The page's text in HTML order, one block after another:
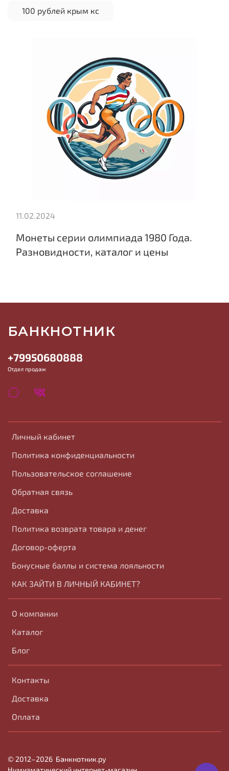
100 рублей крым кс
Монеты серии олимпиада 1980 Года.
Разновидности, каталог и цены
11.02.2024
Личный кабинет
Политика конфиденциальности
Пользовательское соглашение
Обратная связь
Доставка
Политика возврата товара и денег
Договор-оферта
Бонусные баллы и система лояльности
КАК ЗАЙТИ В ЛИЧНЫЙ КАБИНЕТ?
О компании
Каталог
Блог
Контакты
Доставка
Оплата
+79950680888
Отдел продаж
БАНКНОТНИК
© 2012–2026 Банкнотник.ру